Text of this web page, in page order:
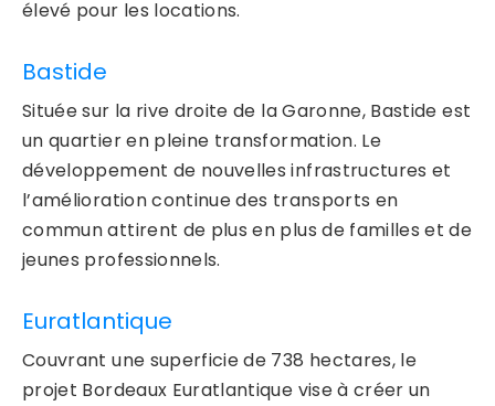
élevé pour les locations.
Bastide
Située sur la rive droite de la Garonne, Bastide est
un quartier en pleine transformation. Le
développement de nouvelles infrastructures et
l’amélioration continue des transports en
commun attirent de plus en plus de familles et de
jeunes professionnels.
Euratlantique
Couvrant une superficie de 738 hectares, le
projet Bordeaux Euratlantique vise à créer un